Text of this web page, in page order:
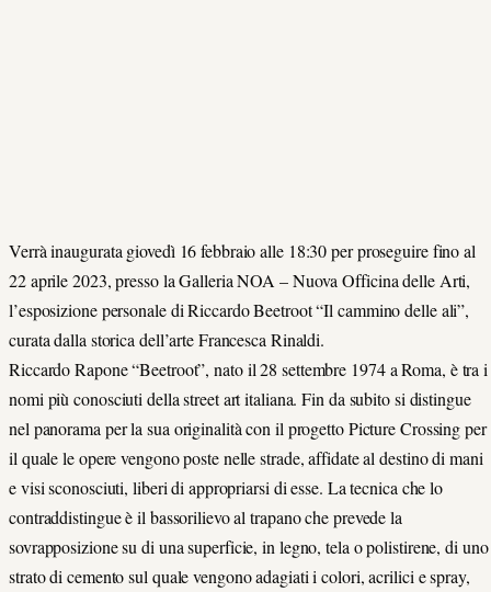
Verrà inaugurata giovedì 16 febbraio alle 18:30 per proseguire fino al
22 aprile 2023, presso la Galleria NOA – Nuova Officina delle Arti,
l’esposizione personale di Riccardo Beetroot “Il cammino delle ali”,
curata dalla storica dell’arte Francesca Rinaldi.
Riccardo Rapone “Beetroot”, nato il 28 settembre 1974 a Roma, è tra i
nomi più conosciuti della street art italiana. Fin da subito si distingue
nel panorama per la sua originalità con il progetto Picture Crossing per
il quale le opere vengono poste nelle strade, affidate al destino di mani
e visi sconosciuti, liberi di appropriarsi di esse. La tecnica che lo
contraddistingue è il bassorilievo al trapano che prevede la
sovrapposizione su di una superficie, in legno, tela o polistirene, di uno
strato di cemento sul quale vengono adagiati i colori, acrilici e spray,